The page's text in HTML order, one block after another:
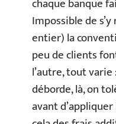
chaque banque
Impossible de
entier) la
peu de clients
l’autre, tout
déborde, là, on
avant